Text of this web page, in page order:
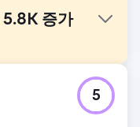
증가
와 매장 폐쇄로 인
사는 성장 중심의 잠
5